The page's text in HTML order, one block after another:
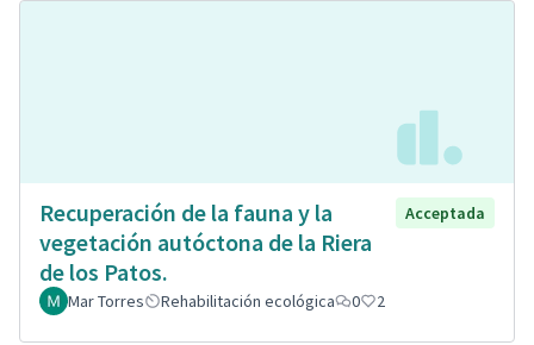
Recuperación de la fauna y la
vegetación autóctona de la Riera
de los Patos.
Acceptada
Mar Torres Rehabilitación ecológica 0 2